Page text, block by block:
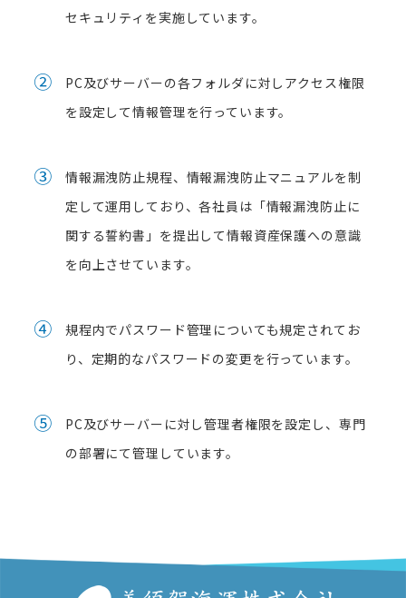
セキュリティを実施しています。
②
PC及びサーバーの各フォルダに対しアクセス権限
を設定して情報管理を行っています。
③
情報漏洩防止規程、情報漏洩防止マニュアルを制
定して運用しており、各社員は「情報漏洩防止に
関する誓約書」を提出して情報資産保護への意識
を向上させています。
④
規程内でパスワード管理についても規定されてお
り、定期的なパスワードの変更を行っています。
⑤
PC及びサーバーに対し管理者権限を設定し、専門
の部署にて管理しています。